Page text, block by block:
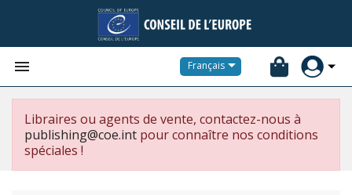
 Français
Libraires ou agents de vente, contactez-nous à
publishing@coe.int pour connaître nos conditions
spéciales !